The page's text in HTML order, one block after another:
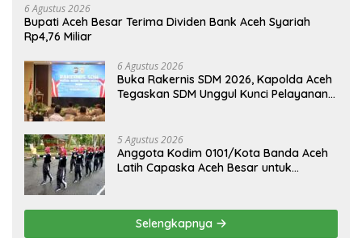
6 Agustus 2026
Bupati Aceh Besar Terima Dividen Bank Aceh Syariah
Rp4,76 Miliar
6 Agustus 2026
Buka Rakernis SDM 2026, Kapolda Aceh
Tegaskan SDM Unggul Kunci Pelayanan
5 Agustus 2026
Anggota Kodim 0101/Kota Banda Aceh
Latih Capaska Aceh Besar untuk
Selengkapnya